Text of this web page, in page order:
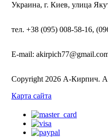
Украина, г. Киев, улица
тел. +38 (095) 008-58-16,
E-mail:
Copyright 2026 А-Кирпич.
Карта сайта